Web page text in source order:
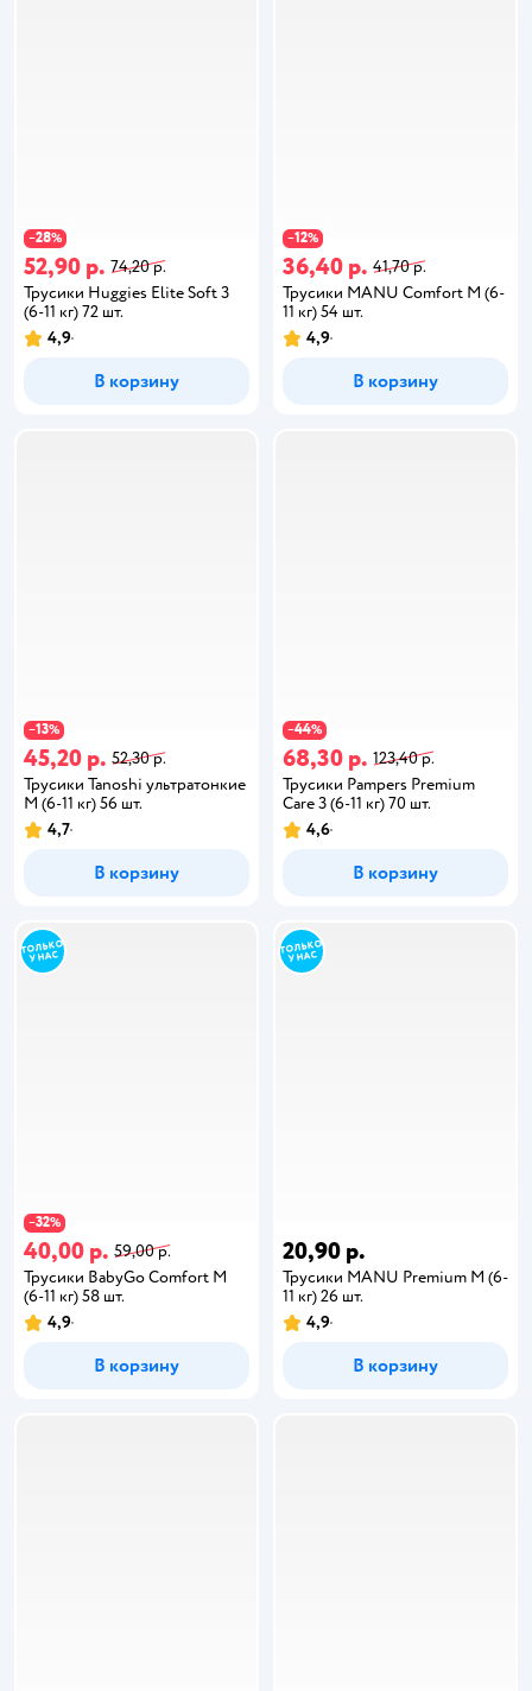
−28%
52,90 р. 74,20 р.
Трусики Huggies Elite Soft 3
(6-11 кг) 72 шт.
4,9
В корзину
−12%
36,40 р. 41,70 р.
Трусики MANU Comfort M (6-
11 кг) 54 шт.
4,9
В корзину
−13%
45,20 р. 52,30 р.
Трусики Tanoshi ультратонкие
M (6-11 кг) 56 шт.
4,7
В корзину
−44%
68,30 р. 123,40 р.
Трусики Pampers Premium
Care 3 (6-11 кг) 70 шт.
4,6
В корзину
−32%
40,00 р. 59,00 р.
Трусики BabyGo Comfort M
(6-11 кг) 58 шт.
4,9
В корзину
20,90 р.
Трусики MANU Premium M (6-
11 кг) 26 шт.
4,9
В корзину